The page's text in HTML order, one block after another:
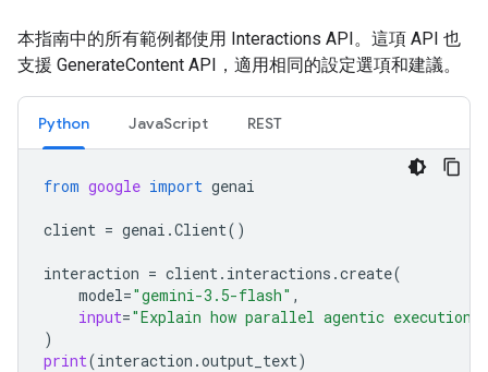
本指南中的所有範例都使用 Interactions API。這項 API 也
支援 GenerateContent API，適用相同的設定選項和建議。
Python JavaScript REST
from google import genai
client = genai .Client()
interaction = client. interactions .create(
model="gemini-3.5-flash" ,
input="Explain how parallel agentic execution
)
print(interaction .output_text)